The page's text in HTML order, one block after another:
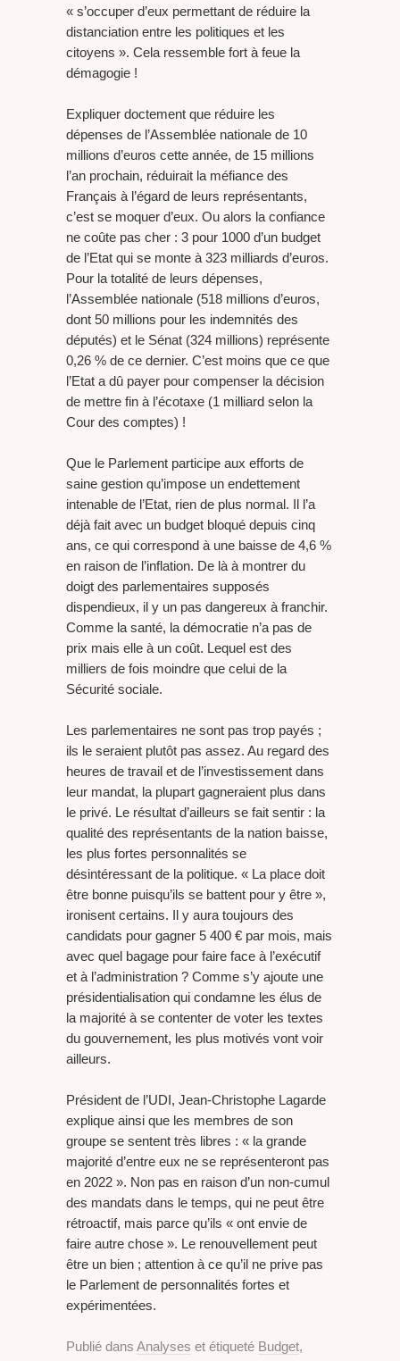
« s’occuper d’eux permettant de réduire la
distanciation entre les politiques et les
citoyens ». Cela ressemble fort à feue la
démagogie !
Expliquer doctement que réduire les
dépenses de l’Assemblée nationale de 10
millions d’euros cette année, de 15 millions
l’an prochain, réduirait la méfiance des
Français à l’égard de leurs représentants,
c’est se moquer d’eux. Ou alors la confiance
ne coûte pas cher : 3 pour 1000 d’un budget
de l’Etat qui se monte à 323 milliards d’euros.
Pour la totalité de leurs dépenses,
l’Assemblée nationale (518 millions d’euros,
dont 50 millions pour les indemnités des
députés) et le Sénat (324 millions) représente
0,26 % de ce dernier. C’est moins que ce que
l’Etat a dû payer pour compenser la décision
de mettre fin à l’écotaxe (1 milliard selon la
Cour des comptes) !
Que le Parlement participe aux efforts de
saine gestion qu’impose un endettement
intenable de l’Etat, rien de plus normal. Il l’a
déjà fait avec un budget bloqué depuis cinq
ans, ce qui correspond à une baisse de 4,6 %
en raison de l’inflation. De là à montrer du
doigt des parlementaires supposés
dispendieux, il y un pas dangereux à franchir.
Comme la santé, la démocratie n’a pas de
prix mais elle à un coût. Lequel est des
milliers de fois moindre que celui de la
Sécurité sociale.
Les parlementaires ne sont pas trop payés ;
ils le seraient plutôt pas assez. Au regard des
heures de travail et de l’investissement dans
leur mandat, la plupart gagneraient plus dans
le privé. Le résultat d’ailleurs se fait sentir : la
qualité des représentants de la nation baisse,
les plus fortes personnalités se
désintéressant de la politique. « La place doit
être bonne puisqu’ils se battent pour y être »,
ironisent certains. Il y aura toujours des
candidats pour gagner 5 400 € par mois, mais
avec quel bagage pour faire face à l’exécutif
et à l’administration ? Comme s’y ajoute une
présidentialisation qui condamne les élus de
la majorité à se contenter de voter les textes
du gouvernement, les plus motivés vont voir
ailleurs.
Président de l’UDI, Jean-Christophe Lagarde
explique ainsi que les membres de son
groupe se sentent très libres : « la grande
majorité d’entre eux ne se représenteront pas
en 2022 ». Non pas en raison d’un non-cumul
des mandats dans le temps, qui ne peut être
rétroactif, mais parce qu’ils « ont envie de
faire autre chose ». Le renouvellement peut
être un bien ; attention à ce qu’il ne prive pas
le Parlement de personnalités fortes et
expérimentées.
Publié dans Analyses et étiqueté Budget,